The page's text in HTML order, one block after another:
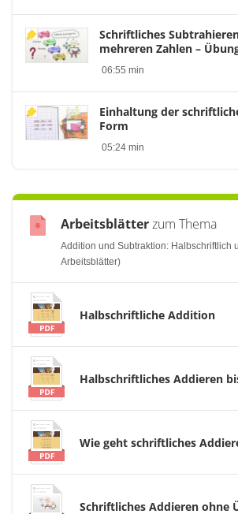
Schriftliches
mehreren Zahlen –
06:55 min
Einhaltung der
Form
05:24 min
Arbeitsblätterzum Thema
Addition und Subtraktion: Halbschriftlich
Arbeitsblätter)
Halbschriftliche Addition
Halbschriftliches Addieren
Wie geht schriftliches
Schriftliches Addieren ohne